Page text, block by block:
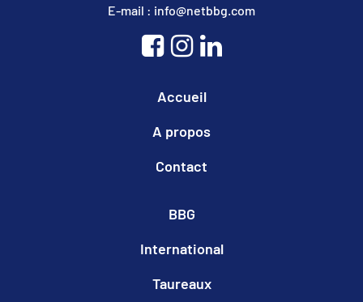
E-mail : info@netbbg.com
Accueil
A propos
Contact
BBG
International
Taureaux